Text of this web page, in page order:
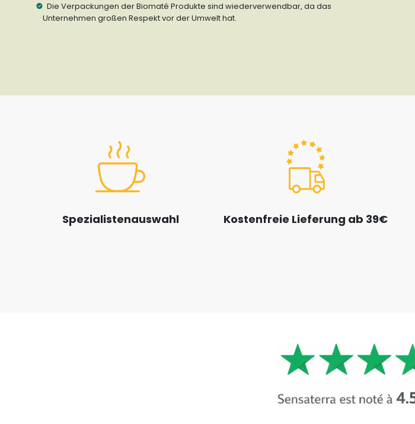
Die Verpackungen der Biomaté Produkte sind wiederverwendbar, da das
Unternehmen großen Respekt vor der Umwelt hat.
Spezialistenauswahl Kostenfreie Lieferung ab 39€